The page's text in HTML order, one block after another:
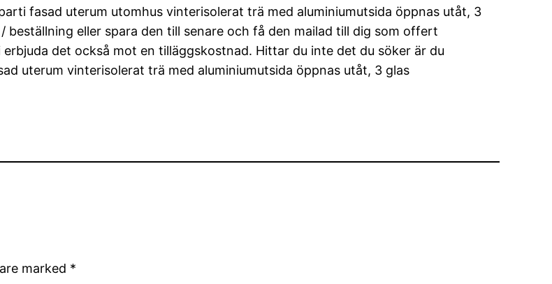
fasad uterum utomhus vinterisolerat trä med aluminiumutsida öppnas utåt, 3
eller spara den till senare och få den mailad till dig som offert
det också mot en tilläggskostnad. Hittar du inte det du söker är du
uterum vinterisolerat trä med aluminiumutsida öppnas utåt, 3 glas
marked *